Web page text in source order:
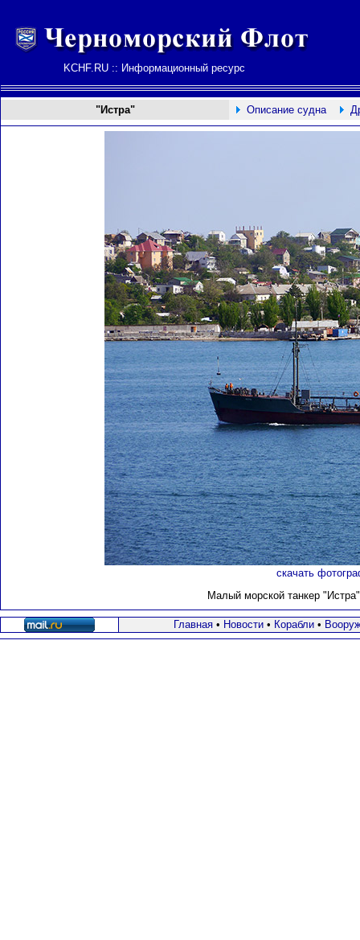
KCHF.RU :: Информационный ресурс
"Истра" Описание судна
скачать
Малый морской танкер "Истра"
Главная• Новости• Корабли•